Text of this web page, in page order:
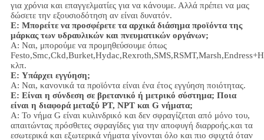
για χρόνια και επαγγελματίες για να κάνουμε. Αλλά πρέπει να μας
δώσετε την εξουσιοδότηση αν είναι δυνατόν.
Ε: Μπορείτε να προσφέρετε τα αρχικά διάσημα προϊόντα της
μάρκας των υδραυλικών και πνευματικών οργάνων;
Α: Ναι, μπορούμε να προμηθεύσουμε όπως
κλπ.
Ε: Υπάρχει εγγύηση;
Α: Ναι, κανονικά τα προϊόντα είναι ένα έτος εγγύηση ποιότητας.
Ε: Είναι η σύνδεση σε βρετανικό ή μετρικό σύστημα; Ποια
είναι η διαφορά μεταξύ PT, NPT και G νήματα;
Α: Το νήμα G είναι κυλινδρικό και δεν σφραγίζεται από μόνο του,
απαιτώντας πρόσθετες σφραγίδες για την αποφυγή διαρροής.και τα
εσωτερικά και εξωτερικά νήματα γίνονται όλο και πιο σφιχτά όταν